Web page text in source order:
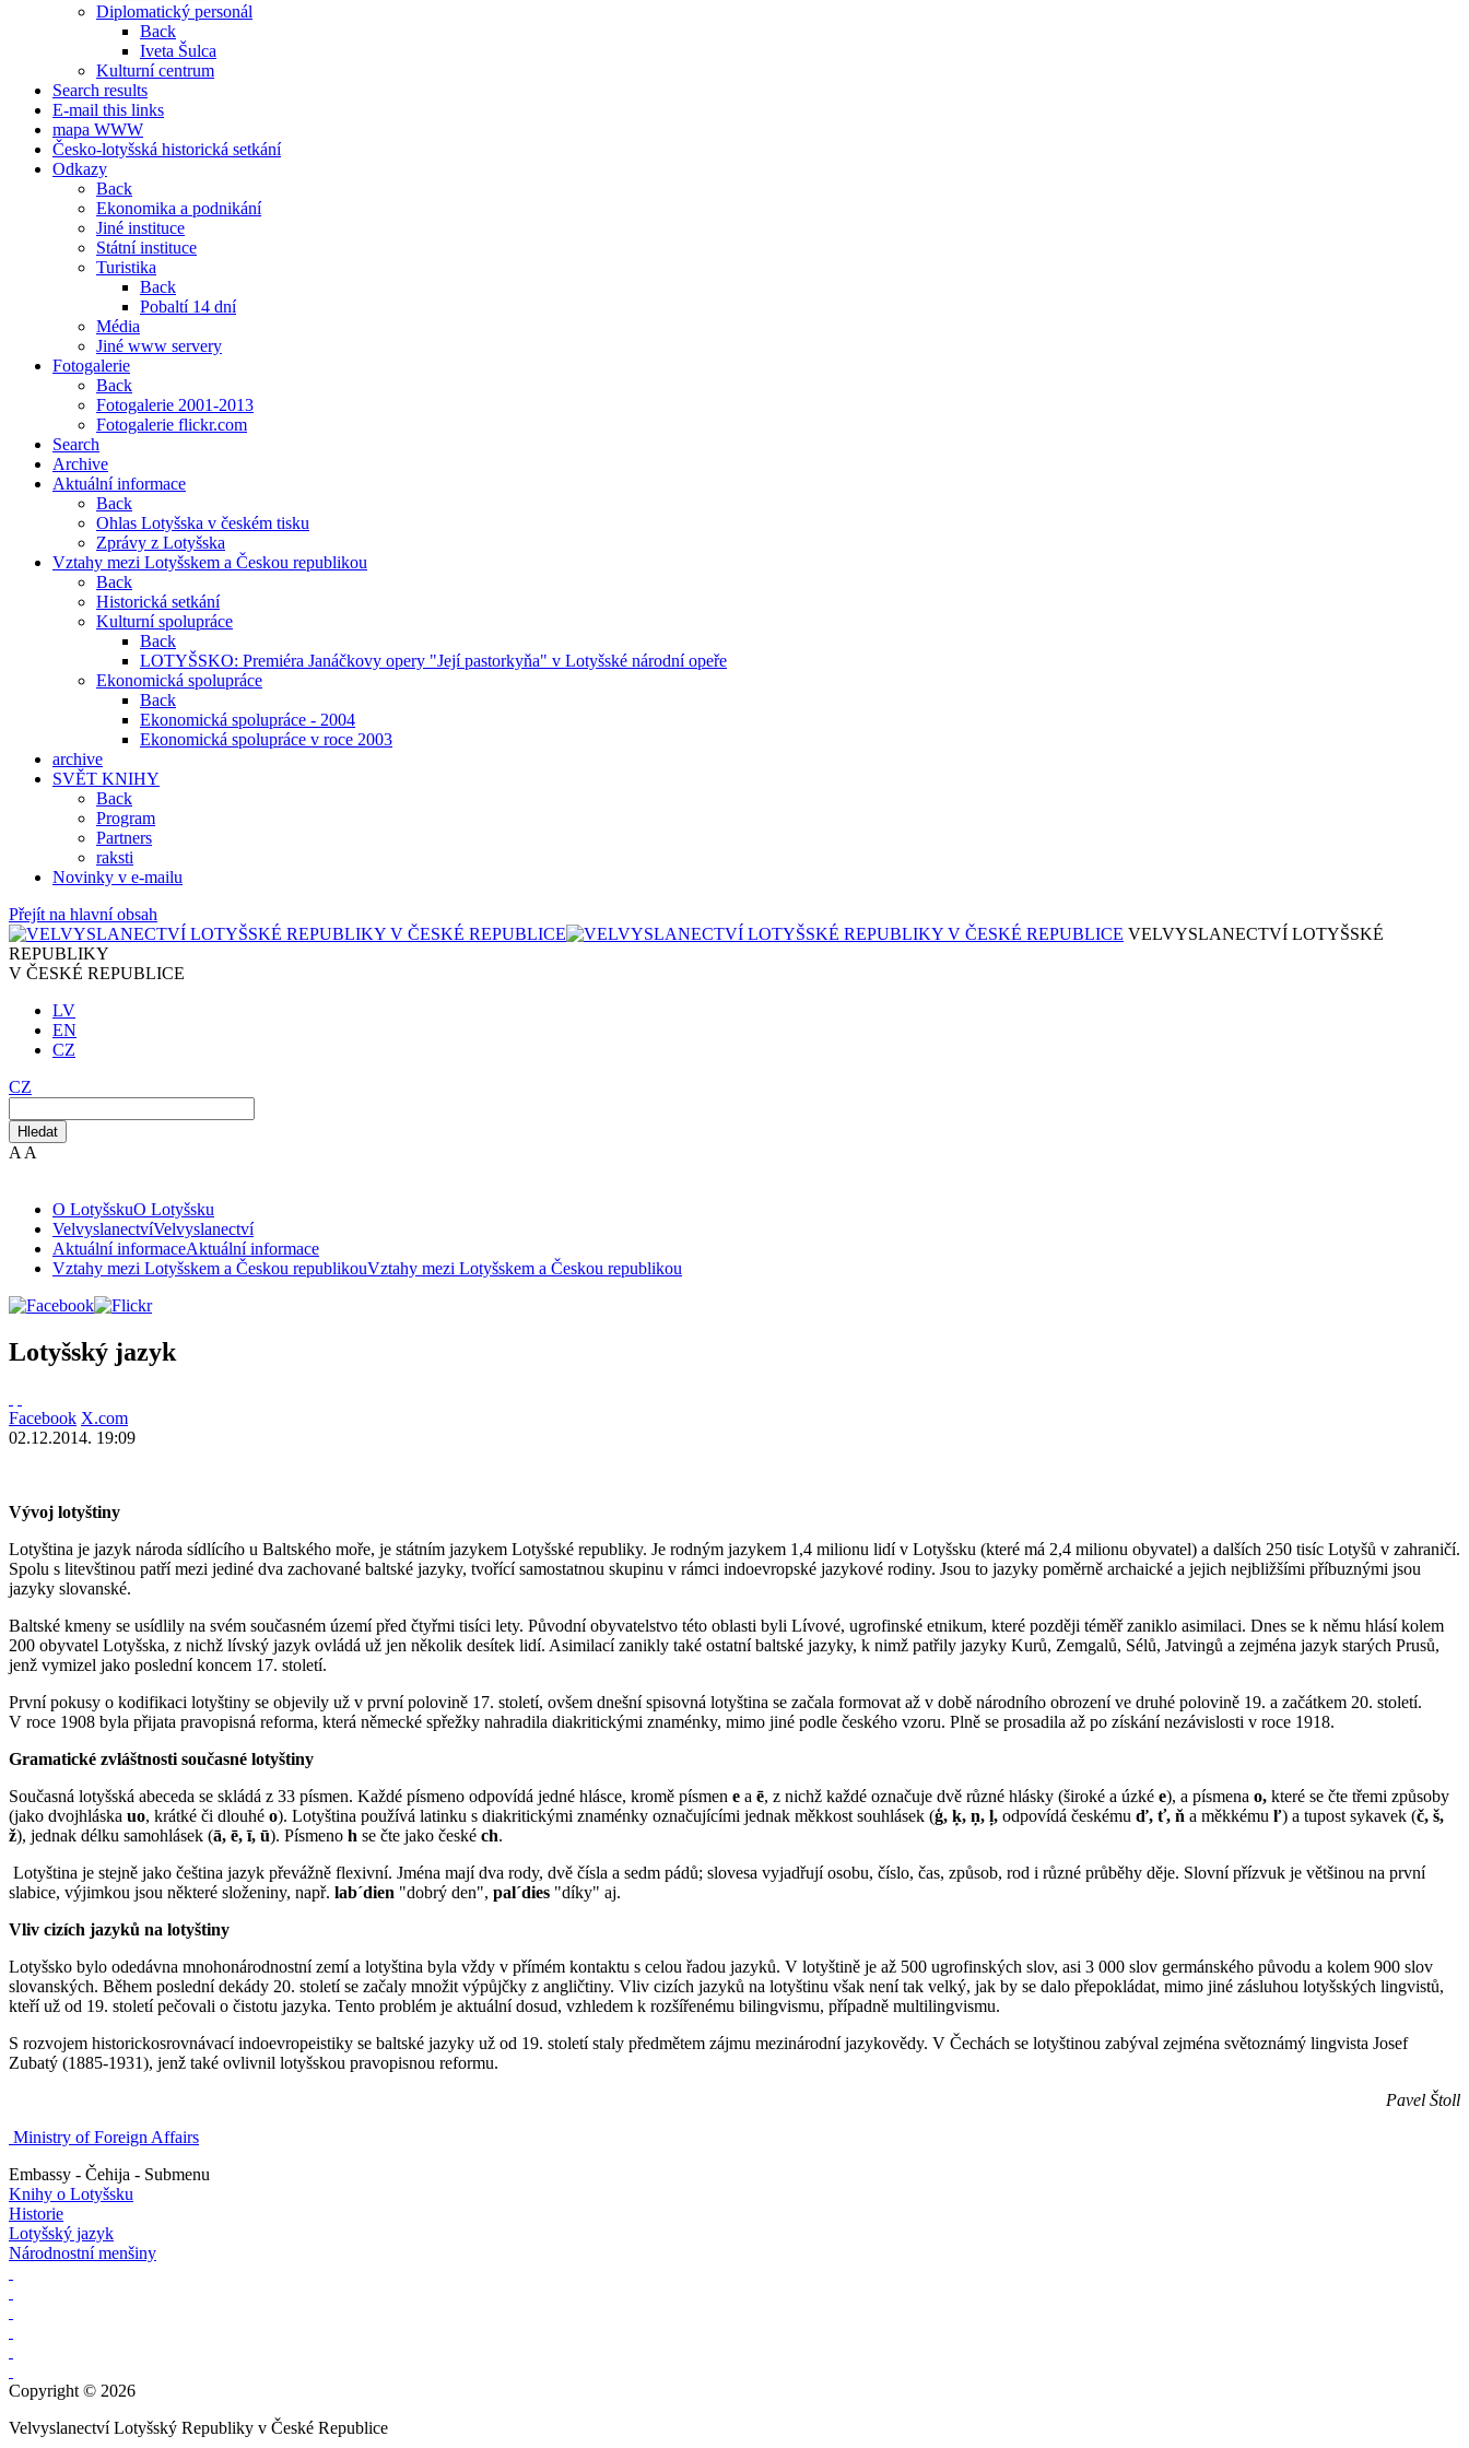
Diplomatický personál
Back
Iveta Šulca
Kulturní centrum
Search results
E-mail this links
mapa WWW
Česko-lotyšská historická setkání
Odkazy
Back
Ekonomika a podnikání
Jiné instituce
Státní instituce
Turistika
Back
Pobaltí 14 dní
Média
Jiné www servery
Fotogalerie
Back
Fotogalerie 2001-2013
Fotogalerie flickr.com
Search
Archive
Aktuální informace
Back
Ohlas Lotyšska v českém tisku
Zprávy z Lotyšska
Vztahy mezi Lotyšskem a Českou republikou
Back
Historická setkání
Kulturní spolupráce
Back
LOTYŠSKO: Premiéra Janáčkovy opery "Její pastorkyňa" v Lotyšské národní opeře
Ekonomická spolupráce
Back
Ekonomická spolupráce - 2004
Ekonomická spolupráce v roce 2003
archive
SVĚT KNIHY
Back
Program
Partners
raksti
Novinky v e-mailu
Přejít na hlavní obsah
VELVYSLANECTVÍ LOTYŠSKÉ
REPUBLIKY
V ČESKÉ REPUBLICE
LV
EN
CZ
CZ
Hledat
A A
O LotyšskuO Lotyšsku
VelvyslanectvíVelvyslanectví
Aktuální informaceAktuální informace
Vztahy mezi Lotyšskem a Českou republikouVztahy mezi Lotyšskem a Českou republikou
Lotyšský jazyk
Facebook X.com
02.12.2014. 19:09
Vývoj lotyštiny
Lotyština je jazyk národa sídlícího u Baltského moře, je státním jazykem Lotyšské republiky. Je rodným jazykem 1,4 milionu lidí v Lotyšsku (které má 2,4 milionu obyvatel) a dalších 250 tisíc Lotyšů v zahraničí.
Spolu s litevštinou patří mezi jediné dva zachované baltské jazyky, tvořící samostatnou skupinu v rámci indoevropské jazykové rodiny. Jsou to jazyky poměrně archaické a jejich nejbližšími příbuznými jsou
jazyky slovanské.
Baltské kmeny se usídlily na svém současném území před čtyřmi tisíci lety. Původní obyvatelstvo této oblasti byli Lívové, ugrofinské etnikum, které později téměř zaniklo asimilaci. Dnes se k němu hlásí kolem
200 obyvatel Lotyšska, z nichž lívský jazyk ovládá už jen několik desítek lidí. Asimilací zanikly také ostatní baltské jazyky, k nimž patřily jazyky Kurů, Zemgalů, Sélů, Jatvingů a zejména jazyk starých Prusů,
jenž vymizel jako poslední koncem 17. století.
První pokusy o kodifikaci lotyštiny se objevily už v první polovině 17. století, ovšem dnešní spisovná lotyština se začala formovat až v době národního obrození ve druhé polovině 19. a začátkem 20. století.
V roce 1908 byla přijata pravopisná reforma, která německé spřežky nahradila diakritickými znaménky, mimo jiné podle českého vzoru. Plně se prosadila až po získání nezávislosti v roce 1918.
Gramatické zvláštnosti současné lotyštiny
Současná lotyšská abeceda se skládá z 33 písmen. Každé písmeno odpovídá jedné hlásce, kromě písmen e a ē, z nichž každé označuje dvě různé hlásky (široké a úzké e), a písmena o, které se čte třemi způsoby
(jako dvojhláska uo, krátké či dlouhé o). Lotyština používá latinku s diakritickými znaménky označujícími jednak měkkost souhlásek (ģ, ķ, ņ, ļ, odpovídá českému ď, ť, ň a měkkému ľ) a tupost sykavek (č, š,
ž), jednak délku samohlásek (ā, ē, ī, ū). Písmeno h se čte jako české ch.
Lotyština je stejně jako čeština jazyk převážně flexivní. Jména mají dva rody, dvě čísla a sedm pádů; slovesa vyjadřují osobu, číslo, čas, způsob, rod i různé průběhy děje. Slovní přízvuk je většinou na první
slabice, výjimkou jsou některé složeniny, např. lab´dien "dobrý den", pal´dies "díky" aj.
Vliv cizích jazyků na lotyštiny
Lotyšsko bylo odedávna mnohonárodnostní zemí a lotyština byla vždy v přímém kontaktu s celou řadou jazyků. V lotyštině je až 500 ugrofinských slov, asi 3 000 slov germánského původu a kolem 900 slov
slovanských. Během poslední dekády 20. století se začaly množit výpůjčky z angličtiny. Vliv cizích jazyků na lotyštinu však není tak velký, jak by se dalo přepokládat, mimo jiné zásluhou lotyšských lingvistů,
kteří už od 19. století pečovali o čistotu jazyka. Tento problém je aktuální dosud, vzhledem k rozšířenému bilingvismu, případně multilingvismu.
S rozvojem historickosrovnávací indoevropeistiky se baltské jazyky už od 19. století staly předmětem zájmu mezinárodní jazykovědy. V Čechách se lotyštinou zabýval zejména světoznámý lingvista Josef
Zubatý (1885-1931), jenž také ovlivnil lotyšskou pravopisnou reformu.
Pavel Štoll
Ministry of Foreign Affairs
Embassy - Čehija - Submenu
Knihy o Lotyšsku
Historie
Lotyšský jazyk
Národnostní menšiny
Copyright © 2026
Velvyslanectví Lotyšský Republiky v České Republice